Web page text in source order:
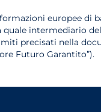
europee di
quale intermediario
precisati nella
Futuro Garantito”).